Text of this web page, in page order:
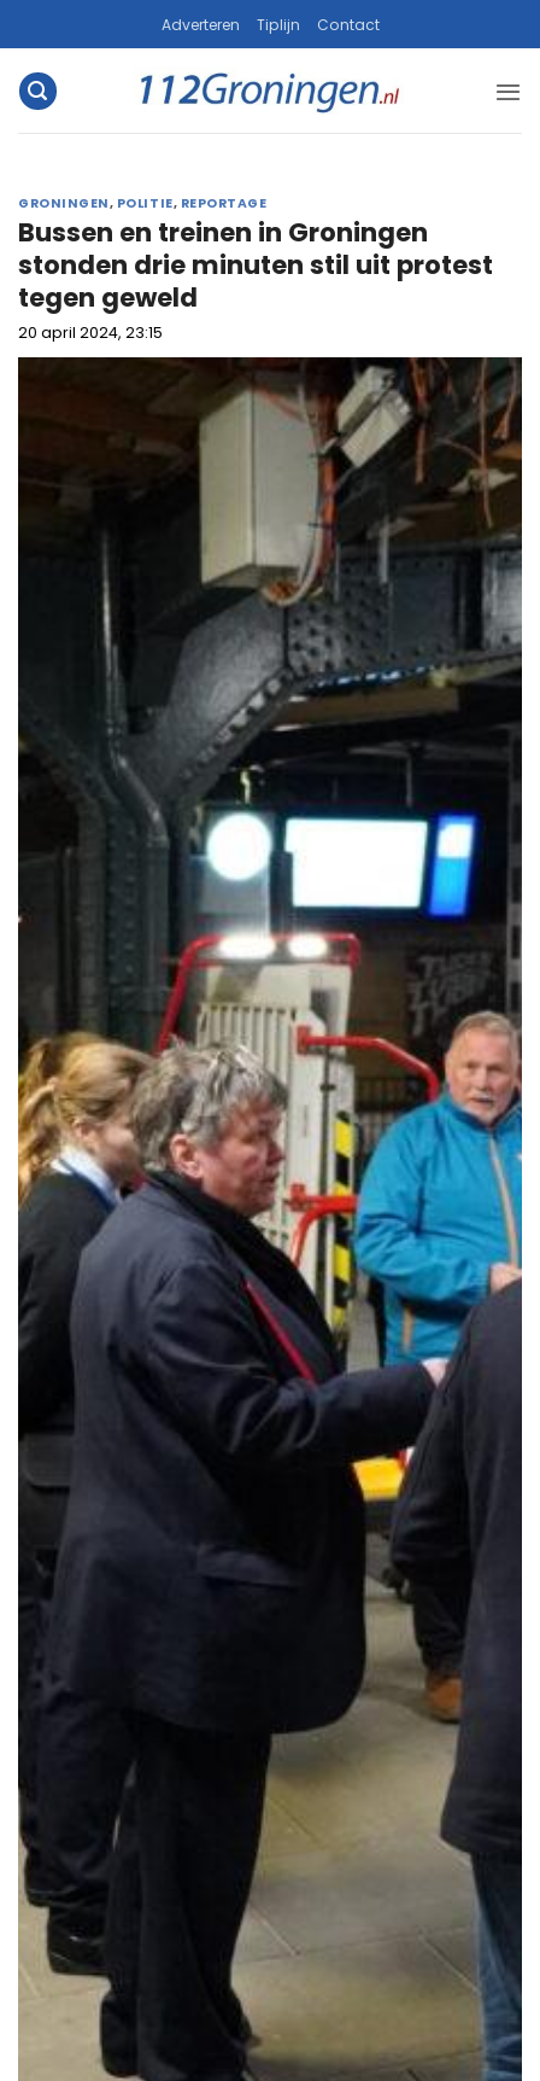
naar
inhoud
Adverteren Tiplijn Contact
GRONINGEN, POLITIE, REPORTAGE
Bussen en treinen in Groningen
stonden drie minuten stil uit protest
tegen geweld
20 april 2024, 23:15